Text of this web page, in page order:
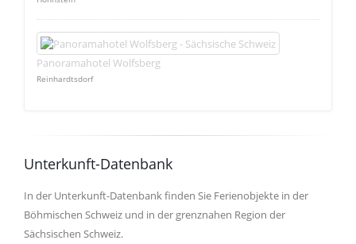
Panoramahotel Wolfsberg
Reinhardtsdorf
Unterkunft-Datenbank
In der Unterkunft-Datenbank finden Sie Ferienobjekte in der
Böhmischen Schweiz und in der grenznahen Region der
Sächsischen Schweiz.